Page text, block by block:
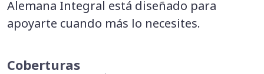
Alemana Integral está diseñado para
apoyarte cuando más lo necesites.
Coberturas